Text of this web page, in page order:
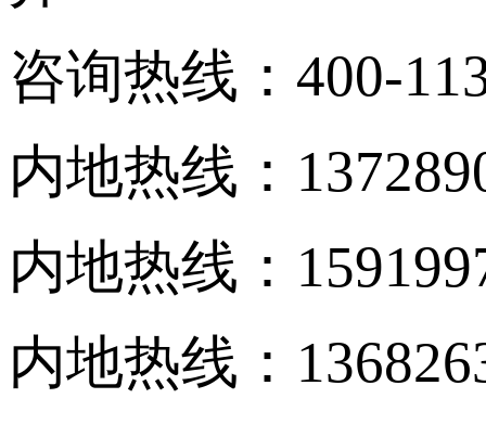
咨询热线： 400-
内地热线：
内地热线：
内地热线：